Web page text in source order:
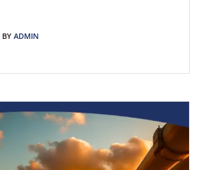
BYADMIN